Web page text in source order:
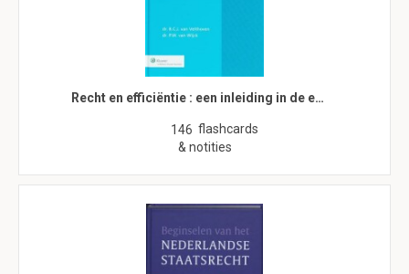
Recht en efficiëntie : een inleiding in de e…
146 flashcards
& notities